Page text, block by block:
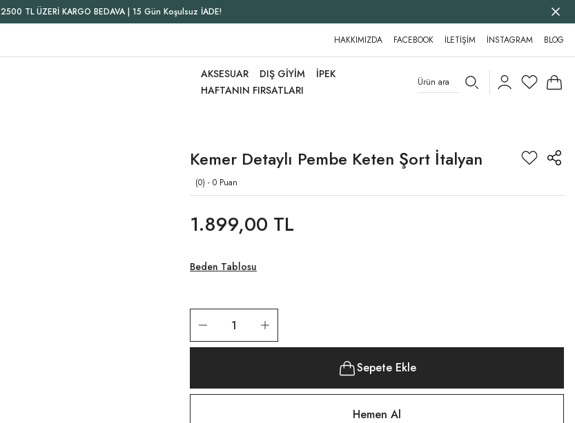
2500 TL ÜZERİ KARGO BEDAVA | 15 Gün Koşulsuz İADE!
HAKKIMIZDA FACEBOOK İLETİŞİM İNSTAGRAM BLOG
AKSESUAR DIŞ GİYİM
İPEK
HAFTANIN FIRSATLARI
Kemer Detaylı Pembe Keten Şort İtalyan
(0) - 0 Puan
1.899,00 TL
Beden Tablosu
Sepete Ekle
Hemen Al